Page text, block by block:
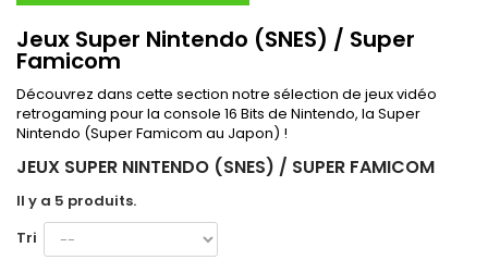
Jeux Super Nintendo (SNES) / Super
Famicom
Découvrez dans cette section notre sélection de jeux vidéo
retrogaming pour la console 16 Bits de Nintendo, la Super
Nintendo (Super Famicom au Japon) !
JEUX SUPER NINTENDO (SNES) / SUPER FAMICOM
Il y a 5 produits.
Tri